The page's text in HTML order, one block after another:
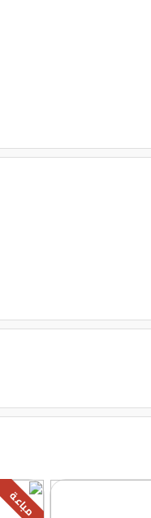
مباعة